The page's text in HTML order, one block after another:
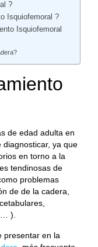
?
Isquiofemoral ?
Isquiofemoral
de edad adulta en
diagnosticar, ya que
en torno a la
tendinosas de
problemas
de de la cadera,
).
presentar en la